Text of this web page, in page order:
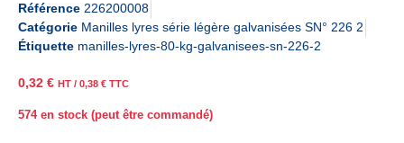
Référence 226200008
Catégorie Manilles lyres série légère galvanisées SN° 226 2
Étiquette manilles-lyres-80-kg-galvanisees-sn-226-2
0,32 € HT / 0,38 € TTC
574 en stock (peut être commandé)